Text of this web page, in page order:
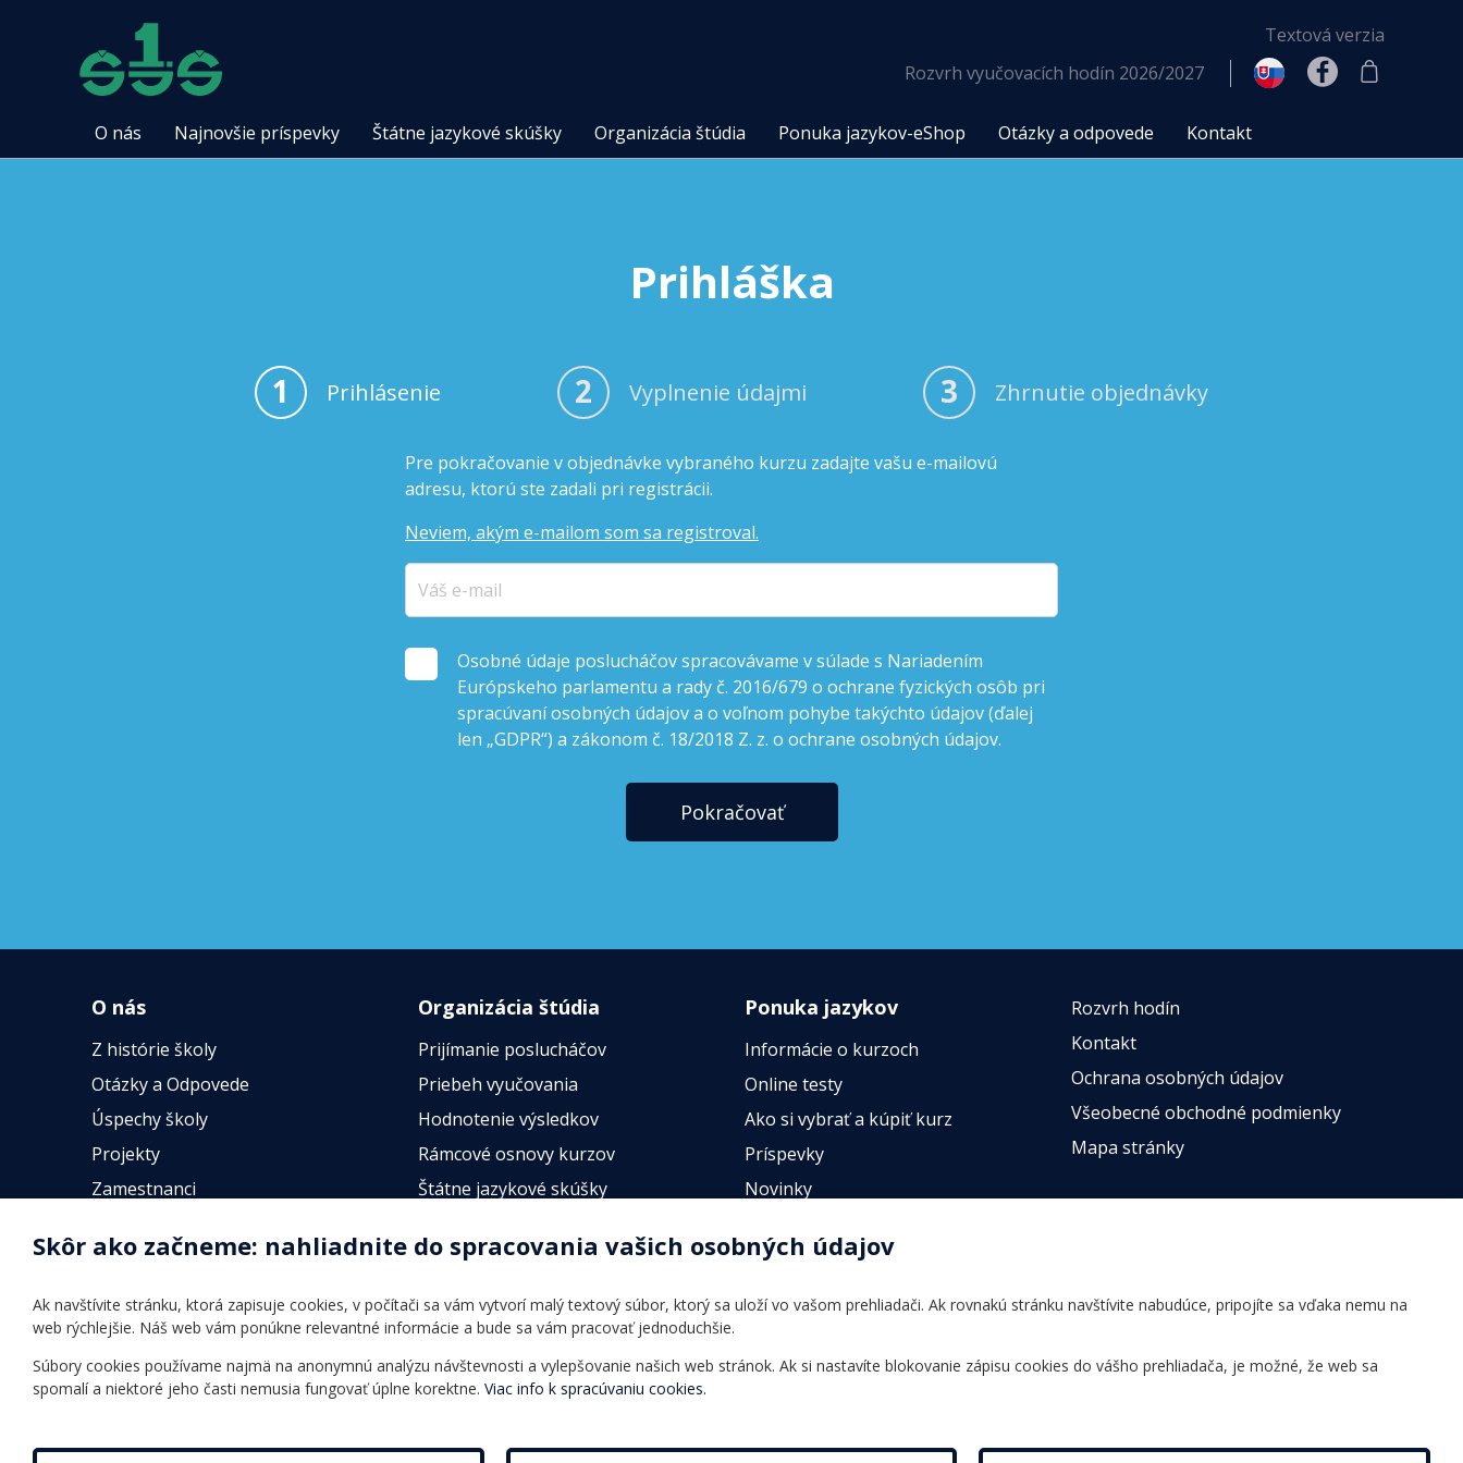
Textová verzia
Rozvrh vyučovacích hodín 2026/2027
O nás Najnovšie príspevky Štátne jazykové skúšky Organizácia štúdia Ponuka jazykov-eShop Otázky a odpovede Kontakt
Prihláška
1 Prihlásenie 2 Vyplnenie údajmi 3 Zhrnutie objednávky
Pre pokračovanie v objednávke vybraného kurzu zadajte vašu e-mailovú
adresu, ktorú ste zadali pri registrácii.
Neviem, akým e-mailom som sa registroval.
Osobné údaje poslucháčov spracovávame v súlade s Nariadením
Európskeho parlamentu a rady č. 2016/679 o ochrane fyzických osôb pri
spracúvaní osobných údajov a o voľnom pohybe takýchto údajov (ďalej
len „GDPR“) a zákonom č. 18/2018 Z. z. o ochrane osobných údajov.
Pokračovať
O nás
Z histórie školy
Otázky a Odpovede
Úspechy školy
Projekty
Zamestnanci
Identifikačné údaje školy
Úradné hodiny
Povinné zverejňovanie
Vnútorný poriadok
Organizácia štúdia
Prijímanie poslucháčov
Priebeh vyučovania
Hodnotenie výsledkov
Rámcové osnovy kurzov
Štátne jazykové skúšky
Ponuka jazykov
Informácie o kurzoch
Online testy
Ako si vybrať a kúpiť kurz
Príspevky
Novinky
Rozvrh hodín
Kontakt
Ochrana osobných údajov
Všeobecné obchodné podmienky
Mapa stránky
Skôr ako začneme: nahliadnite do spracovania vašich osobných údajov
Ak navštívite stránku, ktorá zapisuje cookies, v počítači sa vám vytvorí malý textový súbor, ktorý sa uloží vo vašom prehliadači. Ak rovnakú stránku navštívite nabudúce, pripojíte sa vďaka nemu na
web rýchlejšie. Náš web vám ponúkne relevantné informácie a bude sa vám pracovať jednoduchšie.
Súbory cookies používame najmä na anonymnú analýzu návštevnosti a vylepšovanie našich web stránok. Ak si nastavíte blokovanie zápisu cookies do vášho prehliadača, je možné, že web sa
spomalí a niektoré jeho časti nemusia fungovať úplne korektne. Viac info k spracúvaniu cookies.